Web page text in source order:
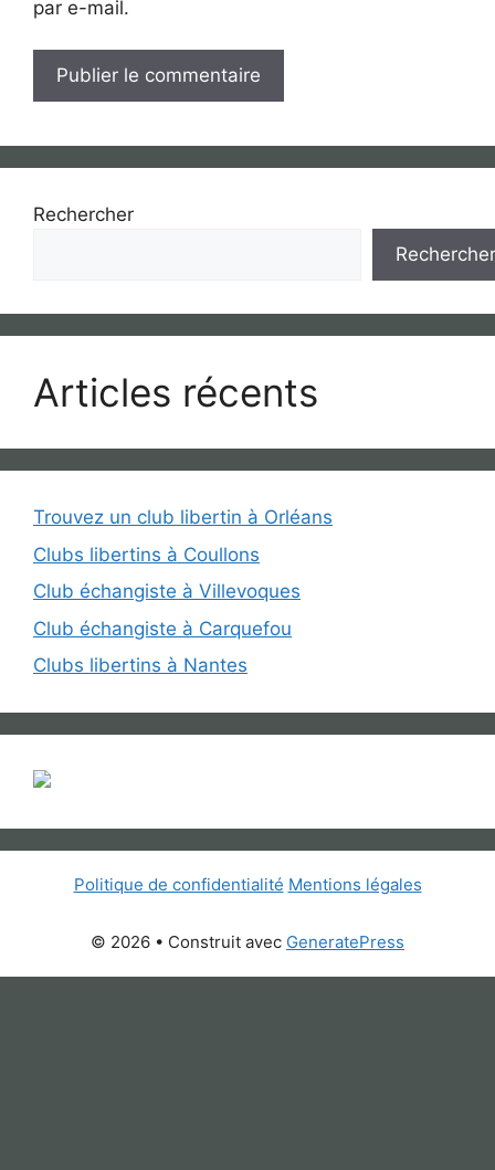
par e-mail.
Rechercher
Rechercher
Articles récents
Trouvez un club libertin à Orléans
Clubs libertins à Coullons
Club échangiste à Villevoques
Club échangiste à Carquefou
Clubs libertins à Nantes
Politique de confidentialité Mentions légales
© 2026 • Construit avec GeneratePress